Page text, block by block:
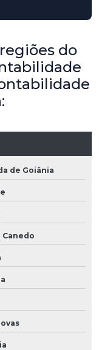
do
de Goiânia
Canedo